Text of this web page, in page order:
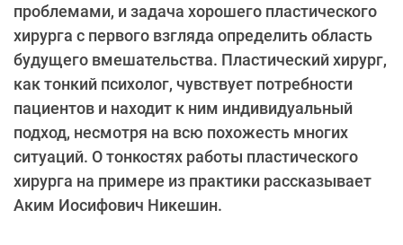
проблемами, и задача хорошего пластического
хирурга с первого взгляда определить область
будущего вмешательства. Пластический хирург,
как тонкий психолог, чувствует потребности
пациентов и находит к ним индивидуальный
подход, несмотря на всю похожесть многих
ситуаций. О тонкостях работы пластического
хирурга на примере из практики рассказывает
Аким Иосифович Никешин.